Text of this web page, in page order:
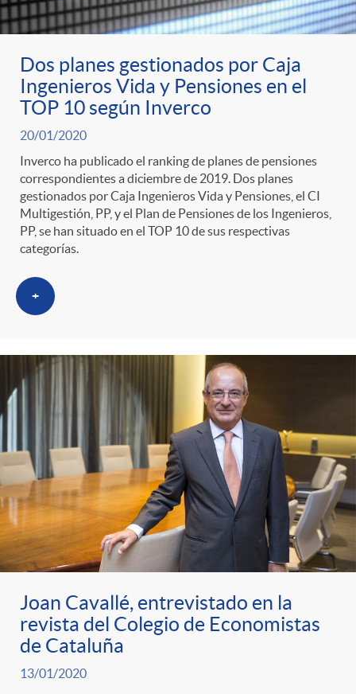
r
a
S
a
l
a
d
e
p
r
e
n
s
n
p
o
r
c
a
t
e
g
o
r
í
a
e
n
i
d
o
A
n
c
l
a
F
i
l
l
c
a
d
o
r
d
e
c
o
n
t
e
Dos planes gestionados por Caja
Ingenieros Vida y Pensiones en el
TOP 10 según Inverco
20/01/2020
Inverco ha publicado el ranking de planes de pensiones
correspondientes a diciembre de 2019. Dos planes
gestionados por Caja Ingenieros Vida y Pensiones, el CI
Multigestión, PP, y el Plan de Pensiones de los Ingenieros,
PP, se han situado en el TOP 10 de sus respectivas
categorías.
+
Joan Cavallé, entrevistado en la
revista del Colegio de Economistas
de Cataluña
13/01/2020